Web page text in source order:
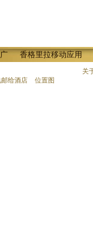
香格里拉移动应用
邮给酒店 位置图
关